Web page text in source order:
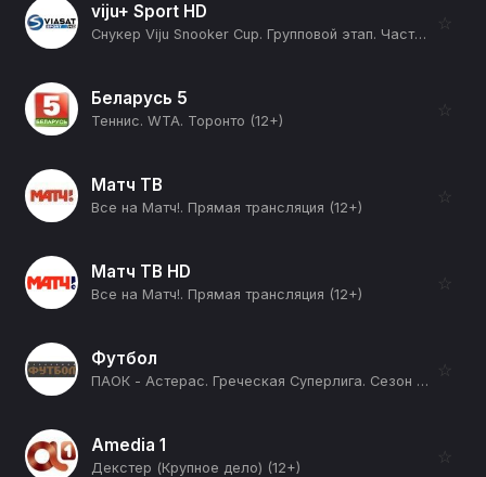
viju+ Sport HD
Снукер Viju Snooker Cup. Групповой этап. Часть 1-я. Группа А: Андей Гладык - Андрей Карасов. Группа B: Микаэл Нерсисян - Артем Истомин (12+)
☆
Беларусь 5
Теннис. WTA. Торонто (12+)
☆
Матч ТВ
Все на Матч!. Прямая трансляция (12+)
☆
Матч ТВ HD
Все на Матч!. Прямая трансляция (12+)
☆
Футбол
ПАОК - Астерас. Греческая Суперлига. Сезон 25/26 (12+)
☆
Amedia 1
Декстер (Крупное дело) (12+)
☆